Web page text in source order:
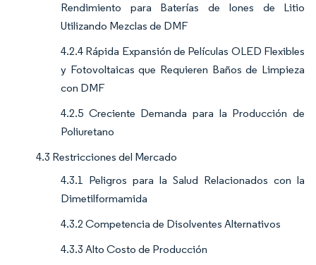
Rendimiento para Baterías de Iones de Litio
Utilizando Mezclas de DMF
4.2.4 Rápida Expansión de Películas OLED Flexibles
y Fotovoltaicas que Requieren Baños de Limpieza
con DMF
4.2.5 Creciente Demanda para la Producción de
Poliuretano
4.3 Restricciones del Mercado
4.3.1 Peligros para la Salud Relacionados con la
Dimetilformamida
4.3.2 Competencia de Disolventes Alternativos
4.3.3 Alto Costo de Producción